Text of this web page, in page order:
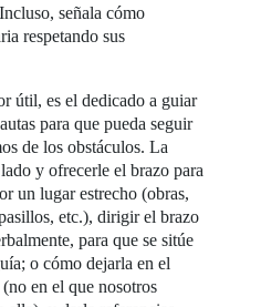
señala cómo
respetando sus
útil, es el dedicado a guiar
para que pueda seguir
de los obstáculos. La
y ofrecerle el brazo para
un lugar estrecho (obras,
etc.), dirigir el brazo
para que se sitúe
o cómo dejarla en el
en el que nosotros